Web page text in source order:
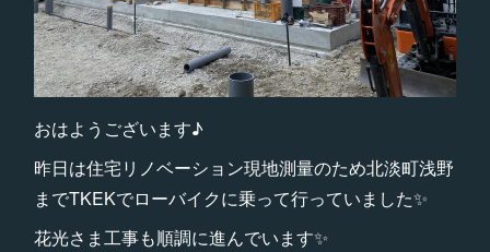
おはようございます♪
昨日は住宅リノベーション現地測量のため北淡町浅野
までTKEKでローバイクに乗って行っていました✨
花光さま工事も順調に進んでいます✨